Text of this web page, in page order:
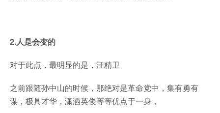
2.人是会变的
对于此点，最明显的是，汪精卫
之前跟随孙中山的时候，那绝对是革命党中，集有勇有
谋，极具才华，潇洒英俊等等优点于一身，